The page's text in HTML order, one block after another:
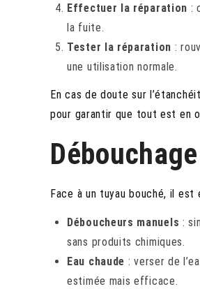
Effectuer la réparation :
la fuite.
Tester la réparation :
une utilisation normale.
En cas de doute sur
pour garantir que tout est en
Face à un tuyau bouché, il
Déboucheurs manuels :
sans produits chimiques.
Eau chaude : verser de
estimée mais efficace.